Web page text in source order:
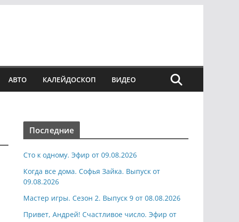
АВТО КАЛЕЙДОСКОП ВИДЕО
Последние
Сто к одному. Эфир от 09.08.2026
Когда все дома. Софья Зайка. Выпуск от
09.08.2026
Мастер игры. Сезон 2. Выпуск 9 от 08.08.2026
Привет, Андрей! Счастливое число. Эфир от